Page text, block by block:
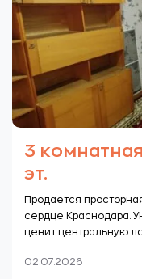
3
эт.
Продается
сердце Краснодара.
ценит центральную
02.07.2026